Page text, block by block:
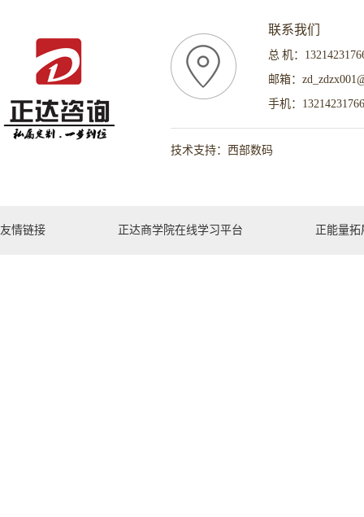
联系我们
总 机：
邮箱：
手机：13214231766
技术支持：西部数码
友情链接 正达商学院在线学习平台 正能量拓